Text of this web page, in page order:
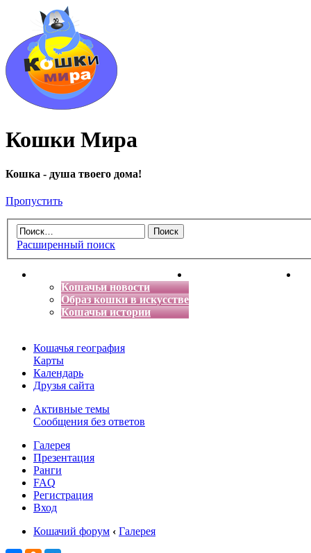
Кошки Мира
Кошка - душа твоего дома!
Пропустить
Расширенный поиск
Кошачьи новости
Образ кошки в искусстве
Кошачьи истории
Энциклопедия кошек
Кошачья география
Карты
Календарь
Друзья сайта
Активные темы
Сообщения без ответов
Галерея
Презентация
Ранги
FAQ
Регистрация
Вход
Кошачий форум ‹ Галерея